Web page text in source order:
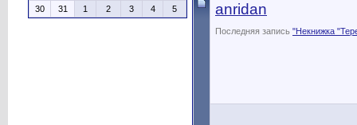
anridan
Последняя запись "Некнижка
30
31 1 2 3 4 5